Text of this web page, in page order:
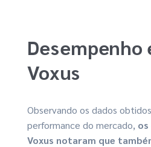
Desempenho
Voxus
Observando os dados
performance do mercado,
Voxus notaram que